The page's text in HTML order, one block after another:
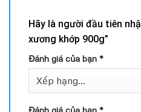
Hãy là người đầu tiên
xương khớp 900g”
Đánh giá của bạn *
Đánh giá của bạn *